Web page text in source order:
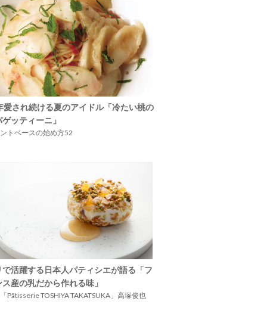
愛され続ける夏のアイドル「冷たい桃の
ッティーニ」
トベースの始め方52
で活躍する日本人パティシエが語る「フ
産の乳だから作れる味」
Pâtisserie TOSHIYA TAKATSUKA」高塚俊也